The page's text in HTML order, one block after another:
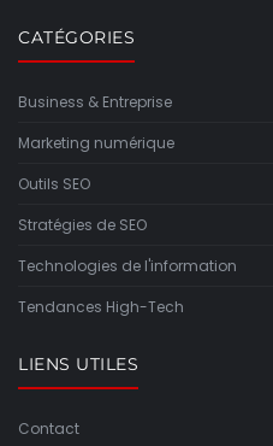
CATÉGORIES
Business & Entreprise
Marketing numérique
Outils SEO
Stratégies de SEO
Technologies de l'information
Tendances High-Tech
LIENS UTILES
Contact